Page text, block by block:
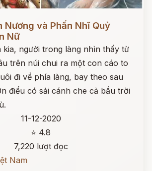
Nương và Phấn Nhĩ Quỷ
Nữ
kia, người trong làng nhìn thấy từ
trên núi chui ra một con cáo to
đi về phía làng, bay theo sau
điểu có sải cánh che cả bầu trời
11-12-2020
⭐ 4.8
7,220 lượt đọc
Nam